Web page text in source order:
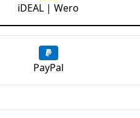
iDEAL | Wero
PayPal